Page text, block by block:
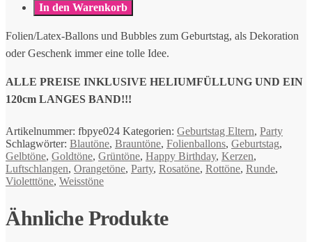
In den Warenkorb
Folien/Latex-Ballons und Bubbles zum Geburtstag, als Dekoration
oder Geschenk immer eine tolle Idee.
ALLE PREISE INKLUSIVE HELIUMFÜLLUNG UND EIN
120cm LANGES BAND!!!
Artikelnummer: fbpye024 Kategorien: Geburtstag Eltern, Party
Schlagwörter: Blautöne, Brauntöne, Folienballons, Geburtstag,
Gelbtöne, Goldtöne, Grüntöne, Happy Birthday, Kerzen,
Luftschlangen, Orangetöne, Party, Rosatöne, Rottöne, Runde,
Violetttöne, Weisstöne
Ähnliche Produkte